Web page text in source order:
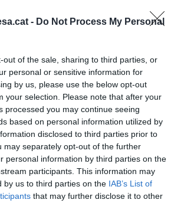
- Do Not Process My Personal
out of the sale, sharing to third parties, or
personal or sensitive information for
by us, please use the below opt-out
your selection. Please note that after your
processed you may continue seeing
based on personal information utilized by
disclosed to third parties prior to
may separately opt-out of the further
personal information by third parties on the
participants. This information may
by us to third parties on the IAB’s List of
that may further disclose it to other
tràfic ferroviari de contenidors, cal
de Barcelona en tren un total de
que suposa un increment del
fa als vehicles, han estat 194.458
han accedit o sortit del recinte
(+14,4%).
mesos de l’any, el Port de